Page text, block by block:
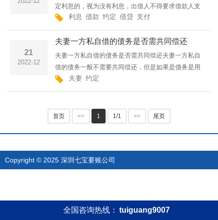
定利息的，视为没有利息，出借人不得要求借款人支
付利息。如果利息约定不明确的，可以补充约定，补
充不成的，个人借款视为无利息。银行借贷按市场利
率确定利息。关于···
利息 借款 约定 借贷 支付
21
2022-12
夫妻一方私自借的债务是否需共同偿还
夫妻一方私自借的债务是否需共同偿还夫妻一方私自
借的债务一般不需要共同偿还，但是如果是债务是用
于了夫妻家庭日常生活、生产经营；或者是一方个人
私自欠债但是另一方事后追认认同债务的，需要共同
夫妻 约定
首页 << 1 1/1 >> 尾页
Copyright © 2025 深圳七宝要账公司
全国咨询热线： tuiguang9007